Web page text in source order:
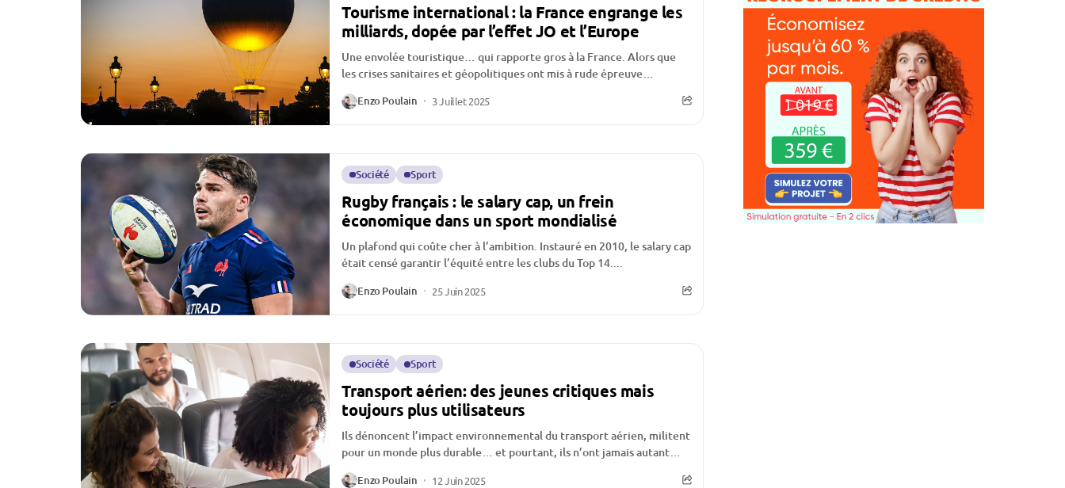
Tourisme international : la France engrange les
milliards, dopée par l’effet JO et l’Europe
Une envolée touristique… qui rapporte gros à la France. Alors que
les crises sanitaires et géopolitiques ont mis à rude épreuve
Enzo Poulain 3 Juillet 2025
Société Sport
Rugby français : le salary cap, un frein
économique dans un sport mondialisé
Un plafond qui coûte cher à l’ambition. Instauré en 2010, le salary cap
était censé garantir l’équité entre les clubs du Top 14....
Enzo Poulain 25 Juin 2025
Société Sport
Transport aérien: des jeunes critiques mais
toujours plus utilisateurs
Ils dénoncent l’impact environnemental du transport aérien, militent
pour un monde plus durable… et pourtant, ils n’ont jamais autant
volé. D’après ...
Enzo Poulain 12 Juin 2025